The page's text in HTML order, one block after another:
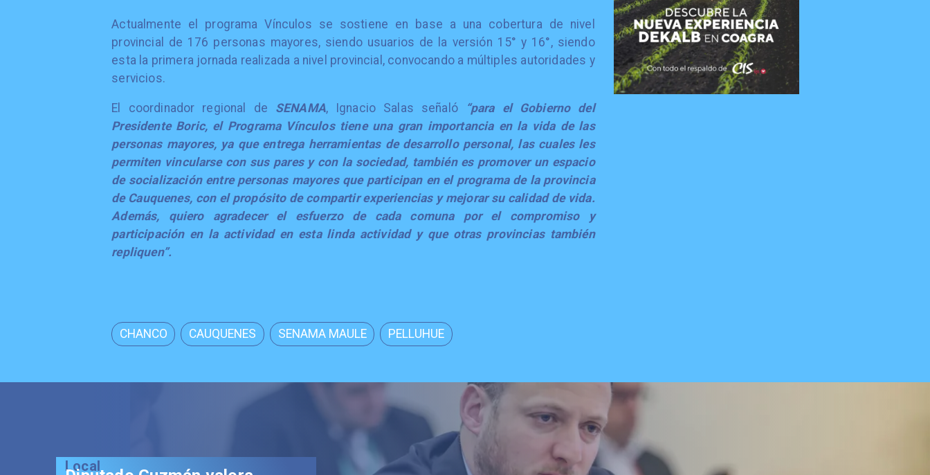
Actualmente el programa Vínculos se sostiene en base a una cobertura de nivel
provincial de 176 personas mayores, siendo usuarios de la versión 15° y 16°, siendo
esta la primera jornada realizada a nivel provincial, convocando a múltiples autoridades y
servicios.
El coordinador regional de SENAMA, Ignacio Salas señaló
“para el Gobierno del
Presidente Boric, el Programa Vínculos tiene una gran importancia en la vida de las
personas mayores, ya que entrega herramientas de desarrollo personal, las cuales les
permiten vincularse con sus pares y con la sociedad, también es promover un espacio
de socialización entre personas mayores que participan en el programa de la provincia
de Cauquenes, con el propósito de compartir experiencias y mejorar su calidad de vida.
Además, quiero agradecer el esfuerzo de cada comuna por el compromiso y
participación en la actividad en esta linda actividad y que otras provincias también
repliquen”.
CHANCO CAUQUENES SENAMA MAULE PELLUHUE
Local